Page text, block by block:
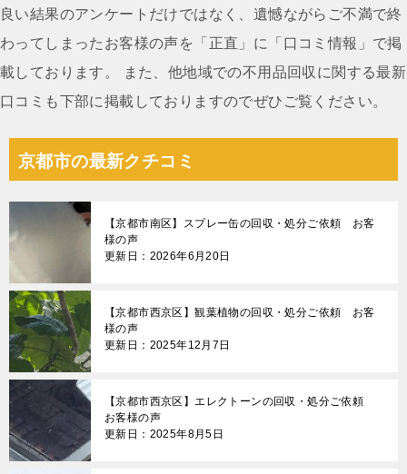
ン
良い結果のアンケートだけではなく、遺憾ながらご不満で終
わってしまったお客様の声を「正直」に「口コミ情報」で掲
載しております。 また、他地域での不用品回収に関する最新
口コミも下部に掲載しておりますのでぜひご覧ください。
京都市の最新クチコミ
【京都市南区】スプレー缶の回収・処分ご依頼 お客
様の声
更新日：2026年6月20日
【京都市西京区】観葉植物の回収・処分ご依頼 お客
様の声
更新日：2025年12月7日
【京都市西京区】エレクトーンの回収・処分ご依頼
お客様の声
更新日：2025年8月5日